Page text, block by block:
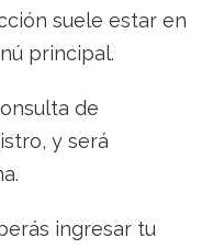
suele estar en
principal.
de
y será
ingresar tu